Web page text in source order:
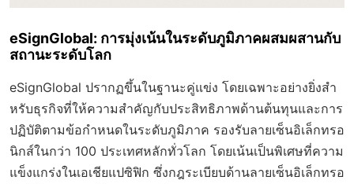
eSignGlobal: การมุ่งเน้นในระดับภูมิภาคผสมผสานกับ
สถานะระดับโลก
eSignGlobal ปรากฏขึ้นในฐานะคู่แข่ง โดยเฉพาะอย่างยิ่งสำ
หรับธุรกิจที่ให้ความสำคัญกับประสิทธิภาพด้านต้นทุนและการ
ปฏิบัติตามข้อกำหนดในระดับภูมิภาค รองรับลายเซ็นอิเล็กทรอ
นิกส์ในกว่า 100 ประเทศหลักทั่วโลก โดยเน้นเป็นพิเศษที่ความ
แข็งแกร่งในเอเชียแปซิฟิก ซึ่งกฎระเบียบด้านลายเซ็นอิเล็กทรอ